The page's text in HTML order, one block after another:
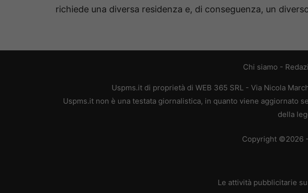
richiede una diversa residenza e, di conseguenza, un
Chi siamo -
Uspms.it di proprietà di WEB 365 SRL - Via Nicola
Uspms.it non è una testata giornalistica, in quanto viene aggiornato
della
Copyright ©2026
Le attività pubblicitarie